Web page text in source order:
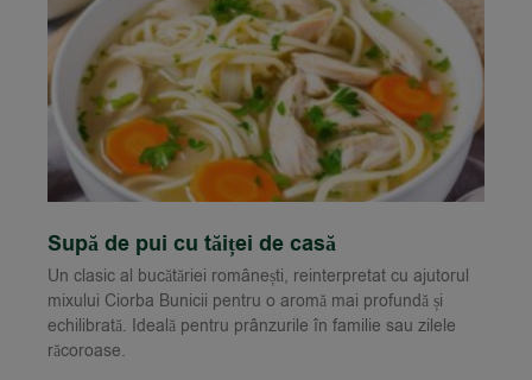
Supă de pui cu tăiței de casă
Un clasic al bucătăriei românești, reinterpretat cu ajutorul
mixului Ciorba Bunicii pentru o aromă mai profundă și
echilibrată. Ideală pentru prânzurile în familie sau zilele
răcoroase.